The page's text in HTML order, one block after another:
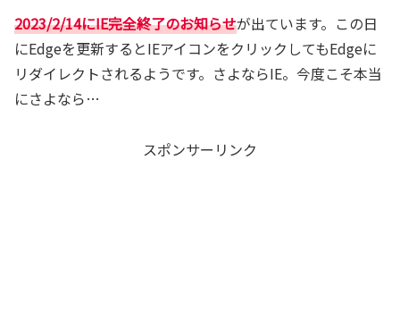
2023/2/14にIE完全終了のお知らせが出ています。この日
にEdgeを更新するとIEアイコンをクリックしてもEdgeに
リダイレクトされるようです。さよならIE。今度こそ本当
にさよなら…
スポンサーリンク